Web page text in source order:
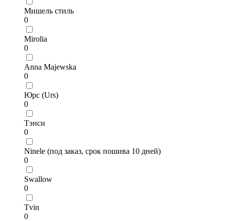
Мишель стиль
0
Mirolia
0
Anna Majewska
0
Юрс (Urs)
0
Тэнси
0
Ninele (под заказ, срок пошива 10 дней)
0
Swallow
0
Tvin
0